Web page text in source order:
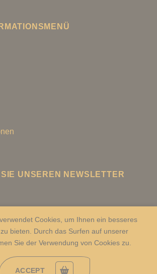
UNSEREN NEWSLETTER
Cookies, um Ihnen ein besseres
bieten. Durch das Surfen auf unserer
Sie der Verwendung von Cookies zu.
ACCEPT